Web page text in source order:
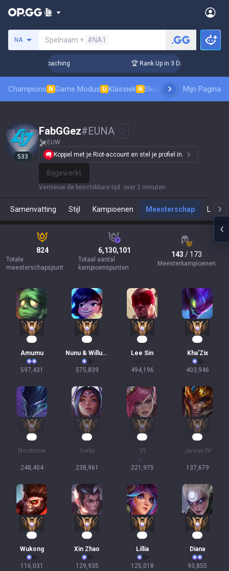
NA Spelnaam + #NA1
Challenger Coaching 🏆 Rank Up in 3 Days! Challenger
Champions N Game Modus U Klassiek N SkinsranglijstMijn Pagina
533
FabGGez#EUNA
EUW
Koppel met je Riot-account en stel je profiel in.
Bijgewerkt
Vernieuw de beschikbare tijd : over 2 minuten
Samenvatting Stijl Kampioenen Meesterschap Live
824
Totale
meesterschapspunt
6,130,101
Totaal aantal
kampioenspunten
143 / 173
Meesterkampioenen
Amumu
597,431
Nunu & Willump
575,839
Lee Sin
494,196
Kha'Zix
403,946
Nocturne
248,404
Irelia
238,961
Vi
221,975
Jarvan IV
137,679
Wukong
116,031
Xin Zhao
129,935
Lillia
125,018
Diana
93,855